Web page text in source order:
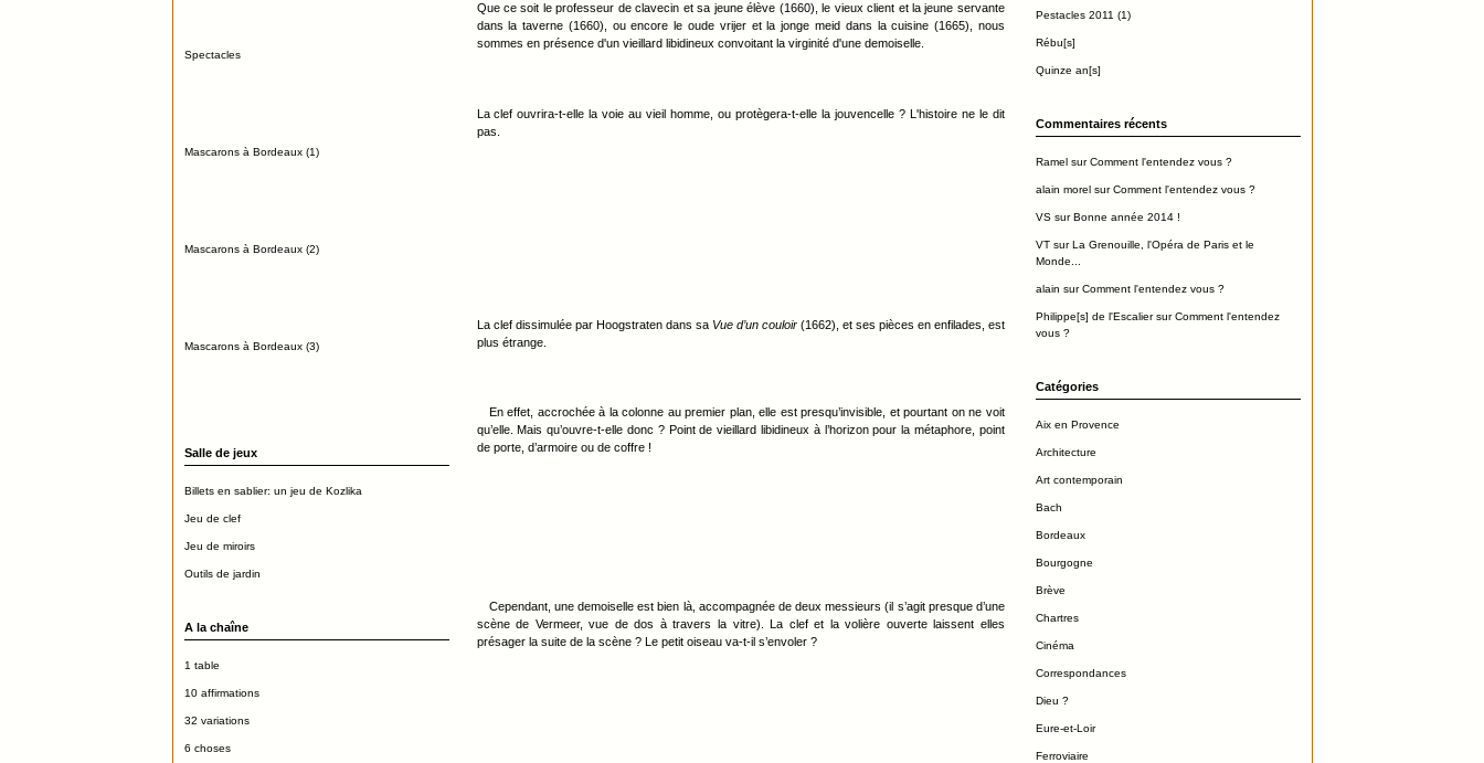
Spectacles
Mascarons à Bordeaux (1)
Mascarons à Bordeaux (2)
Mascarons à Bordeaux (3)
Salle de jeux
Billets en sablier: un jeu de Kozlika
Jeu de clef
Jeu de miroirs
Outils de jardin
A la chaîne
1 table
10 affirmations
32 variations
6 choses
Pestacles 2011 (1)
Rébu[s]
Quinze an[s]
Commentaires récents
RamelsurComment l'entendez vous ?
alain morelsurComment l'entendez vous ?
VSsurBonne année 2014 !
VTsurLa Grenouille, l'Opéra de Paris et le
Monde...
alain surComment l'entendez vous ?
Philippe[s] de l'EscaliersurComment l'entendez
vous ?
Catégories
Aix en Provence
Architecture
Art contemporain
Bach
Bordeaux
Bourgogne
Brève
Chartres
Cinéma
Correspondances
Dieu ?
Eure-et-Loir
Ferroviaire
Que ce soit le professeur de clavecin et sa jeune élève (1660), le vieux client et la jeune servante
dans la taverne (1660), ou encore le oude vrijer et la jonge meid dans la cuisine (1665), nous
sommes en présence d'un vieillard libidineux convoitant la virginité d'une demoiselle.
La clef ouvrira-t-elle la voie au vieil homme, ou protègera-t-elle la jouvencelle ? L'histoire ne le dit
pas.
La clef dissimulée par Hoogstraten dans sa Vue d’un couloir(1662), et ses pièces en enfilades, est
plus étrange.
En effet, accrochée à la colonne au premier plan, elle est presqu’invisible, et pourtant on ne voit
qu’elle. Mais qu’ouvre-t-elle donc ? Point de vieillard libidineux à l’horizon pour la métaphore, point
de porte, d’armoire ou de coffre !
Cependant, une demoiselle est bien là, accompagnée de deux messieurs (il s’agit presque d’une
scène de Vermeer, vue de dos à travers la vitre). La clef et la volière ouverte laissent elles
présager la suite de la scène ? Le petit oiseau va-t-il s’envoler ?